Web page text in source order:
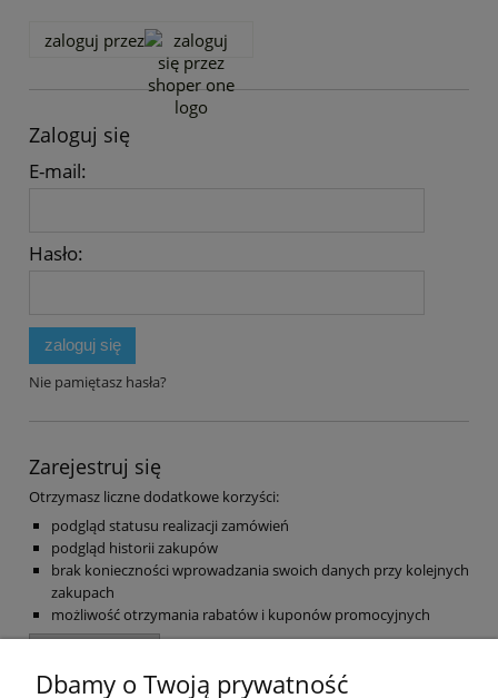
zaloguj przez
Zaloguj się
E-mail:
Hasło:
zaloguj się
Nie pamiętasz hasła?
Zarejestruj się
Otrzymasz liczne dodatkowe korzyści:
podgląd statusu realizacji zamówień
podgląd historii zakupów
brak konieczności wprowadzania swoich danych przy kolejnych
zakupach
możliwość otrzymania rabatów i kuponów promocyjnych
Dbamy o Twoją prywatność